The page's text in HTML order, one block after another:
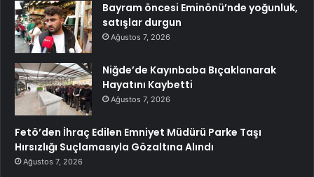
Bayram öncesi Eminönü’nde yoğunluk,
satışlar durgun
Ağustos 7, 2026
Niğde’de Kayınbaba Bıçaklanarak
Hayatını Kaybetti
Ağustos 7, 2026
Fetö’den İhraç Edilen Emniyet Müdürü Parke Taşı
Hırsızlığı Suçlamasıyla Gözaltına Alındı
Ağustos 7, 2026